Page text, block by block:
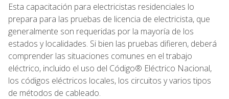
Esta capacitación para electricistas residenciales lo
prepara para las pruebas de licencia de electricista, que
generalmente son requeridas por la mayoría de los
estados y localidades. Si bien las pruebas difieren, deberá
comprender las situaciones comunes en el trabajo
eléctrico, incluido el uso del Código® Eléctrico Nacional,
los códigos eléctricos locales, los circuitos y varios tipos
de métodos de cableado.